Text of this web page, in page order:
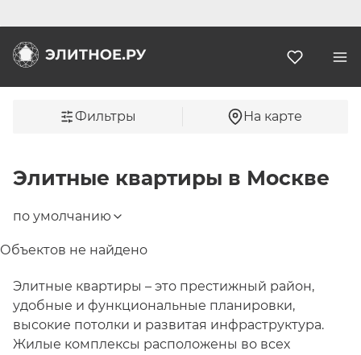
Фильтры На карте
Элитные квартиры в Москве
по умолчанию
Объектов не найдено
Элитные квартиры – это престижный район,
удобные и функциональные планировки,
высокие потолки и развитая инфраструктура.
Жилые комплексы расположены во всех